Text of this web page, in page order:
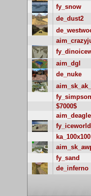
fy_snow
de_dust2
aim_dgl
de_nuke
$7000$
aim_deagle
fy_iceworld
ka_100x100
fy_sand
de_inferno